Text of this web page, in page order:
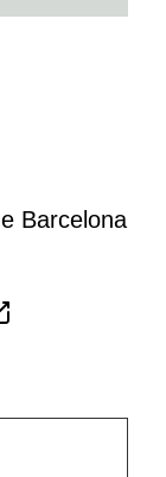
Barcelona